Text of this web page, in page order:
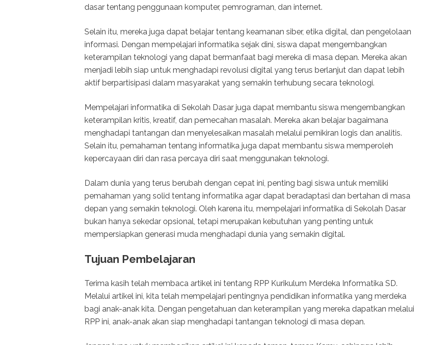
dasar tentang penggunaan komputer, pemrograman, dan internet.
Selain itu, mereka juga dapat belajar tentang keamanan siber, etika digital, dan pengelolaan
informasi. Dengan mempelajari informatika sejak dini, siswa dapat mengembangkan
keterampilan teknologi yang dapat bermanfaat bagi mereka di masa depan. Mereka akan
menjadi lebih siap untuk menghadapi revolusi digital yang terus berlanjut dan dapat lebih
aktif berpartisipasi dalam masyarakat yang semakin terhubung secara teknologi.
Mempelajari informatika di Sekolah Dasar juga dapat membantu siswa mengembangkan
keterampilan kritis, kreatif, dan pemecahan masalah. Mereka akan belajar bagaimana
menghadapi tantangan dan menyelesaikan masalah melalui pemikiran logis dan analitis.
Selain itu, pemahaman tentang informatika juga dapat membantu siswa memperoleh
kepercayaan diri dan rasa percaya diri saat menggunakan teknologi.
Dalam dunia yang terus berubah dengan cepat ini, penting bagi siswa untuk memiliki
pemahaman yang solid tentang informatika agar dapat beradaptasi dan bertahan di masa
depan yang semakin teknologi. Oleh karena itu, mempelajari informatika di Sekolah Dasar
bukan hanya sekedar opsional, tetapi merupakan kebutuhan yang penting untuk
mempersiapkan generasi muda menghadapi dunia yang semakin digital.
Tujuan Pembelajaran
Terima kasih telah membaca artikel ini tentang RPP Kurikulum Merdeka Informatika SD.
Melalui artikel ini, kita telah mempelajari pentingnya pendidikan informatika yang merdeka
bagi anak-anak kita. Dengan pengetahuan dan keterampilan yang mereka dapatkan melalui
RPP ini, anak-anak akan siap menghadapi tantangan teknologi di masa depan.